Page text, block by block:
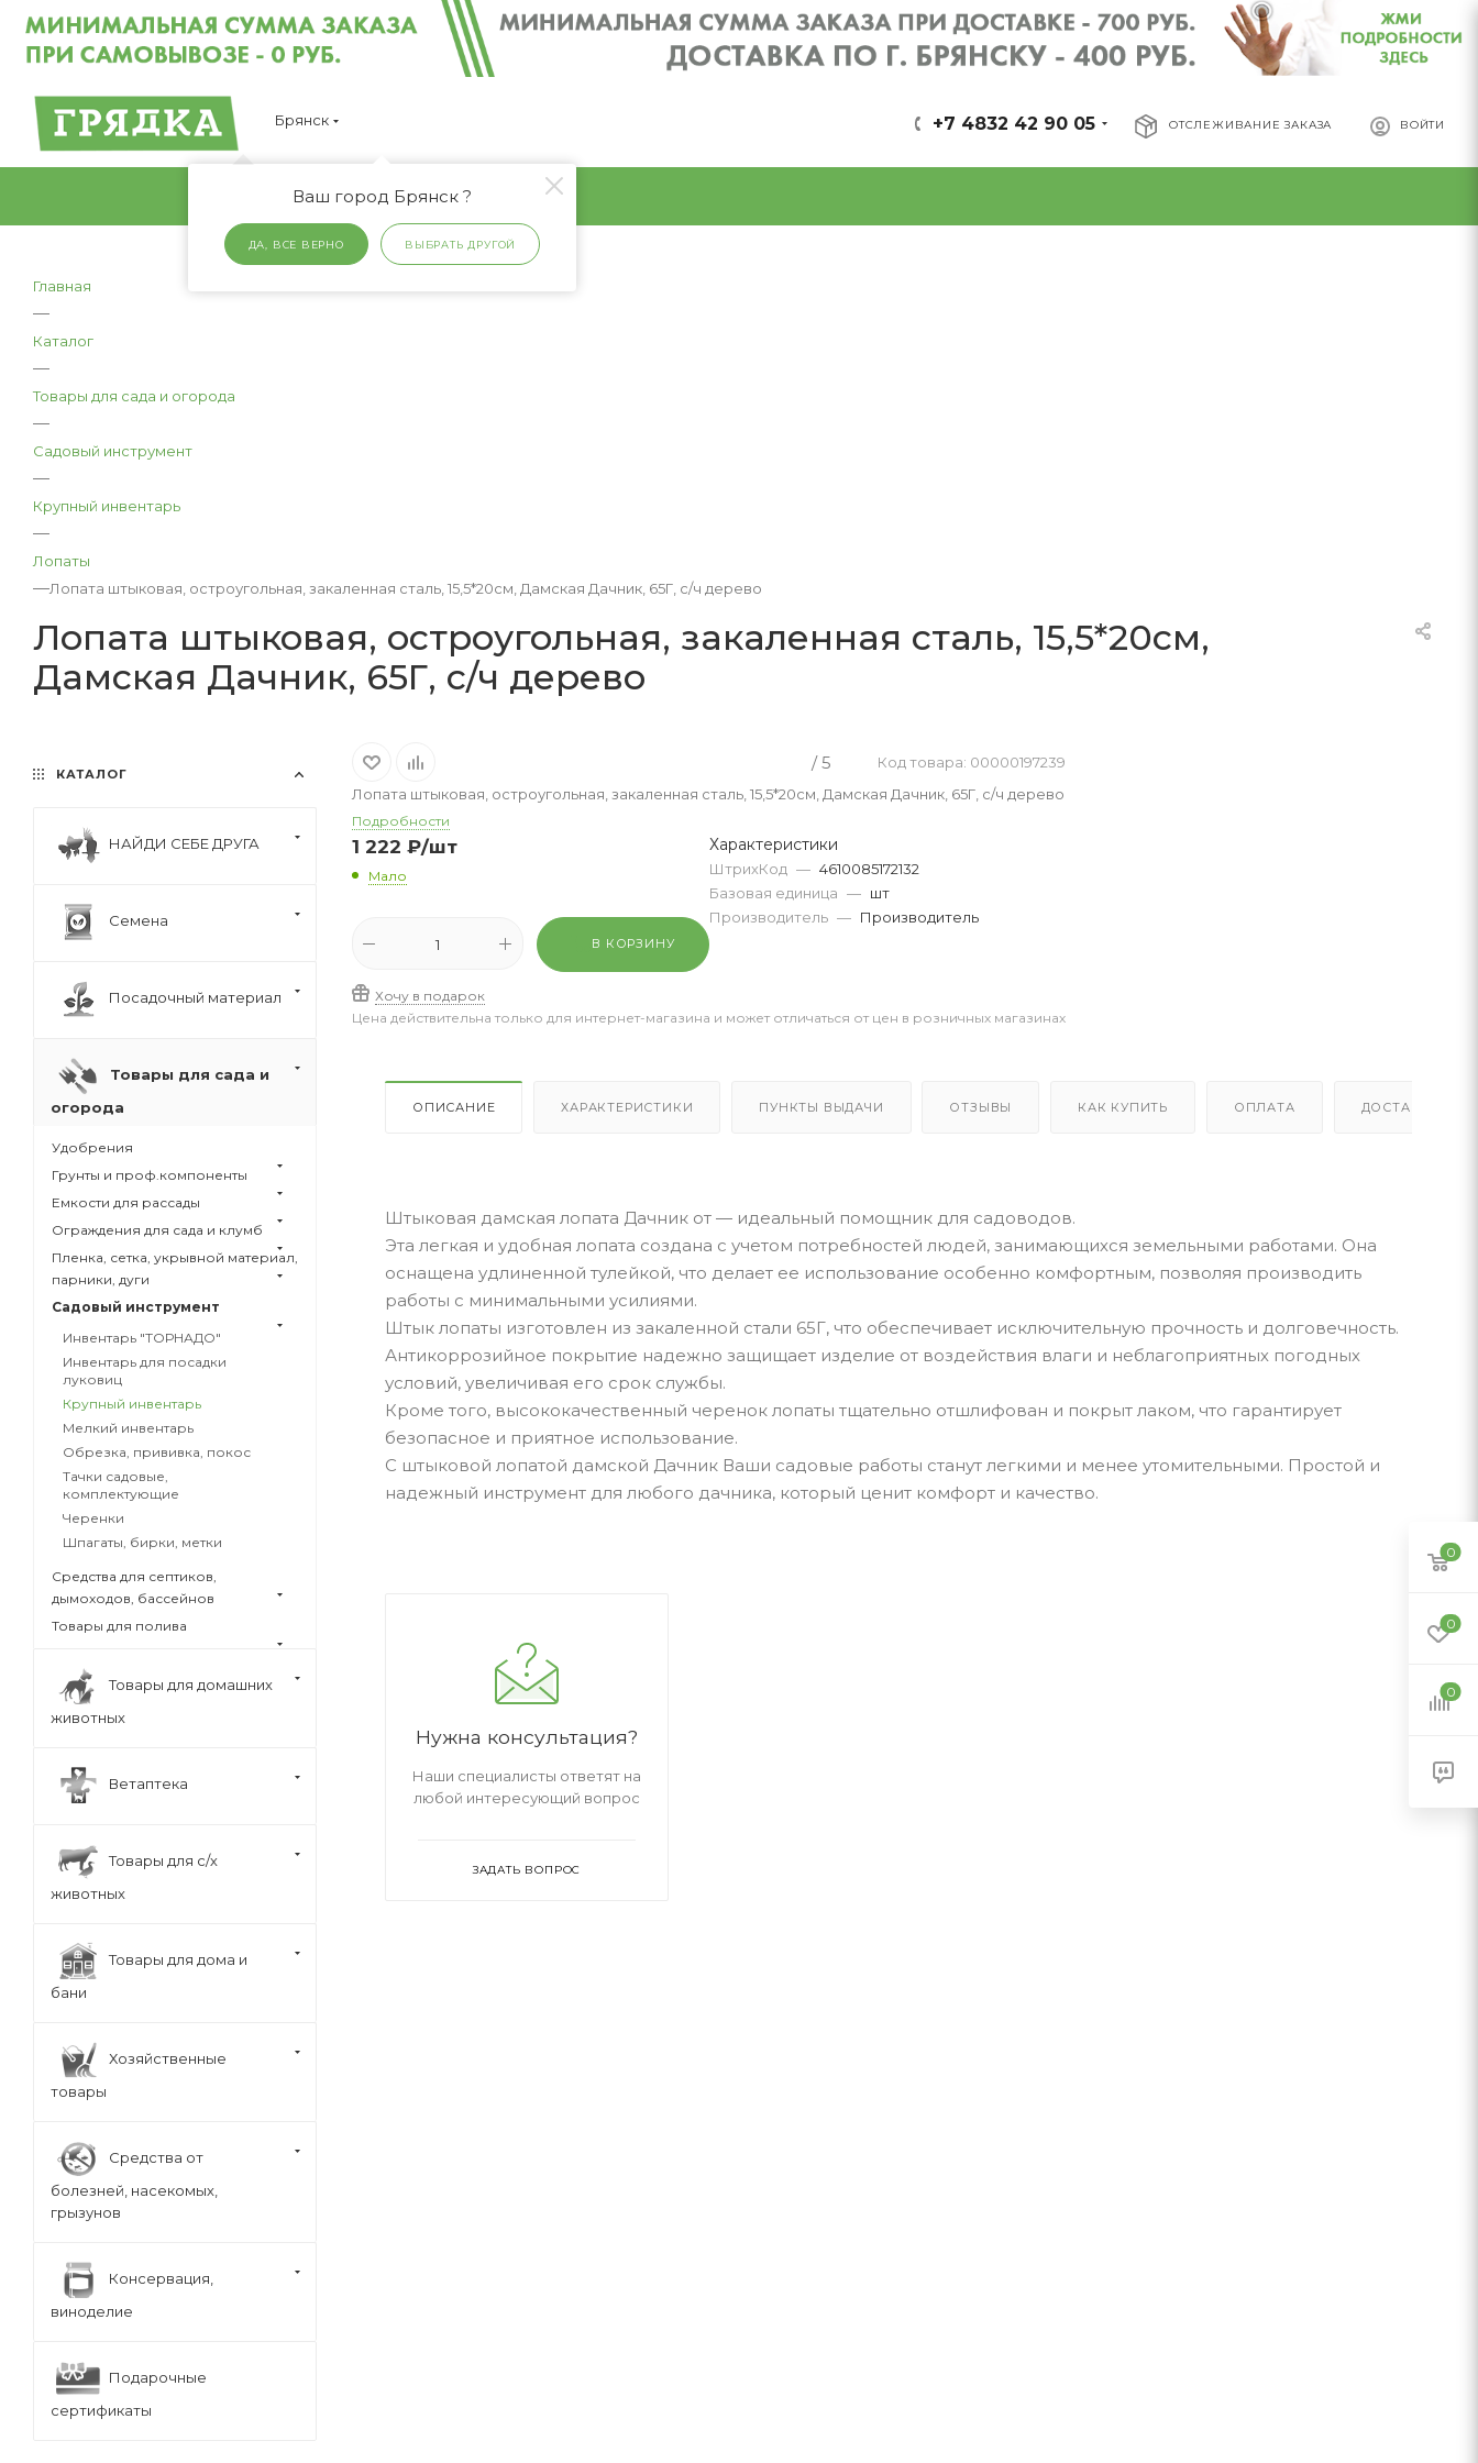
Брянск
Ваш город Брянск ?
ДА, ВСЕ ВЕРНО ВЫБРАТЬ ДРУГОЙ
ОТСЛЕЖИВАНИЕ ЗАКАЗА ВОЙТИ
+7 4832 42 90 05
Главная
—
Каталог
—
Товары для сада и огорода
—
Садовый инструмент
—
Крупный инвентарь
—
Лопаты
—Лопата штыковая, остроугольная, закаленная сталь, 15,5*20см, Дамская Дачник, 65Г, с/ч дерево
Лопата штыковая, остроугольная, закаленная сталь, 15,5*20см,
Дамская Дачник, 65Г, с/ч дерево
/ 5
Код товара: 00000197239
Лопата штыковая, остроугольная, закаленная сталь, 15,5*20см, Дамская Дачник, 65Г, с/ч дерево
Подробности
1 222 ₽/шт
Мало
В КОРЗИНУ
Хочу в подарок
Характеристики
ШтрихКод — 4610085172132
Базовая единица — шт
Производитель — Производитель
Цена действительна только для интернет-магазина и может отличаться от цен в розничных магазинах
ОПИСАНИЕ ХАРАКТЕРИСТИКИ ПУНКТЫ ВЫДАЧИ ОТЗЫВЫ КАК КУПИТЬ ОПЛАТА ДОСТАВКА
Штыковая дамская лопата Дачник от — идеальный помощник для садоводов.
Эта легкая и удобная лопата создана с учетом потребностей людей, занимающихся земельными работами. Она
оснащена удлиненной тулейкой, что делает ее использование особенно комфортным, позволяя производить
работы с минимальными усилиями.
Штык лопаты изготовлен из закаленной стали 65Г, что обеспечивает исключительную прочность и долговечность.
Антикоррозийное покрытие надежно защищает изделие от воздействия влаги и неблагоприятных погодных
условий, увеличивая его срок службы.
Кроме того, высококачественный черенок лопаты тщательно отшлифован и покрыт лаком, что гарантирует
безопасное и приятное использование.
С штыковой лопатой дамской Дачник Ваши садовые работы станут легкими и менее утомительными. Простой и
надежный инструмент для любого дачника, который ценит комфорт и качество.
Нужна консультация?
Наши специалисты ответят на
любой интересующий вопрос
ЗАДАТЬ ВОПРОС
КАТАЛОГ
НАЙДИ СЕБЕ ДРУГА
Семена
Посадочный материал
Товары для сада и
огорода
Удобрения
Грунты и проф.компоненты
Емкости для рассады
Ограждения для сада и клумб
Пленка, сетка, укрывной материал,
парники, дуги
Садовый инструмент
Инвентарь "ТОРНАДО"
Инвентарь для посадки
луковиц
Крупный инвентарь
Мелкий инвентарь
Обрезка, прививка, покос
Тачки садовые,
комплектующие
Черенки
Шпагаты, бирки, метки
Средства для септиков,
дымоходов, бассейнов
Товары для полива
Товары для домашних
животных
Ветаптека
Товары для с/х
животных
Товары для дома и
бани
Хозяйственные
товары
Средства от
болезней, насекомых,
грызунов
Консервация,
виноделие
Подарочные
сертификаты
0
0
0